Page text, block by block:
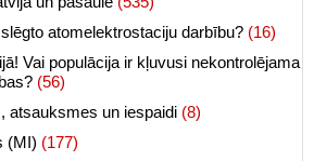
atomelektrostaciju darbību? (16)
Vai populācija ir kļuvusi nekontrolējama
(56)
atsauksmes un iespaidi (8)
(MI) (177)